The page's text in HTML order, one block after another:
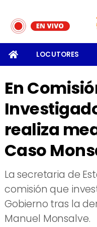
LOCUTORES
En
realiza
Caso
​La secretaria de
comisión que
Gobierno tras la
Manuel Monsalve.